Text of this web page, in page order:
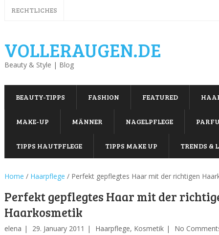
RECHTLICHES
VOLLERAUGEN.DE
Beauty & Style | Blog
BEAUTY-TIPPS FASHION FEATURED
MAKE-UP MÄNNER NAGELPFLEGE
TIPPS HAUTPFLEGE TIPPS MAKE UP TRENDS &
Home / Haarpflege / Perfekt gepflegtes Haar mit der richtigen
Perfekt gepflegtes Haar mit der
Haarkosmetik
elena 29. January 2011 Haarpflege, Kosmetik No